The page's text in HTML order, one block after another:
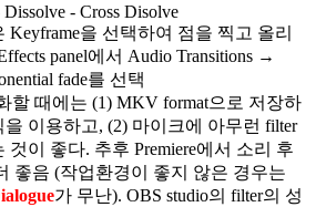
- Cross Disolve
Keyframe을 선택하여 점을 찍고 올리
panel에서 Audio Transitions →
fade를 선택
할 때에는 (1) MKV format으로 저장하
을 이용하고, (2) 마이크에 아무런 filter
것이 좋다. 추후 Premiere에서 소리 후
좋음 (작업환경이 좋지 않은 경우는
가 무난). OBS studio의 filter의 성